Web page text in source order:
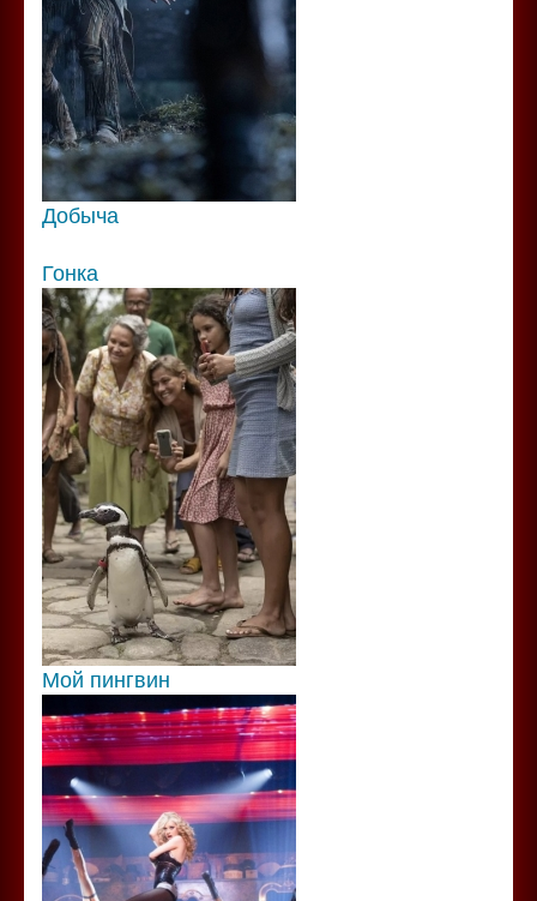
Добыча
Гонка
Мой пингвин